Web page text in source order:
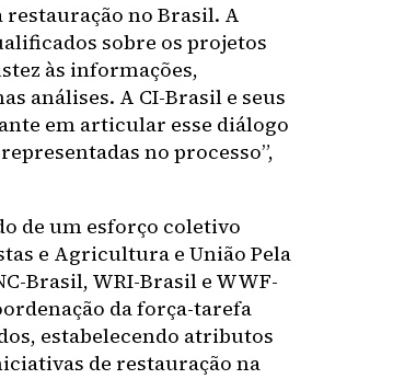
restauração no Brasil. A
sobre os projetos
às informações,
análises. A CI-Brasil e seus
em articular esse diálogo
no processo”,
de um esforço coletivo
e Agricultura e União Pela
Brasil, WRI-Brasil e WWF-
da força-tarefa
estabelecendo atributos
de restauração na